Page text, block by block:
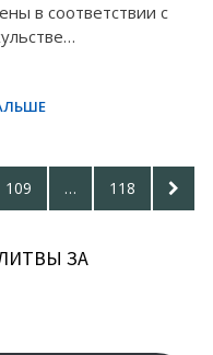
в соответствии с
PAGE
109 … PAGE
118
NEXT
PAGE
ЗА